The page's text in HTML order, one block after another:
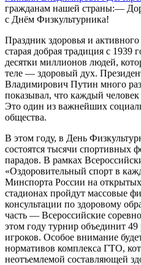
гражданам нашей страны:—
с Днём Физкультурника!
Праздник здоровья и
старая добрая традиция с 1939
десятки миллионов людей,
теле — здоровый дух.
Владимирович Путин много
показывал, что каждый
Это один из важнейших
общества.
В этом году, в День
состоятся тысячи спортивных
парадов. В рамках
«Оздоровительный спорт в
Минспорта России на
стадионах пройдут массовые
консультации по здоровому
часть — Всероссийские
этом году турнир объединит
игроков. Особое внимание
нормативов комплекса ГТО,
неотъемлемой составляющей